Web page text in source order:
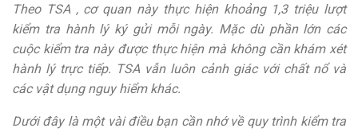
Theo TSA , cơ quan này thực hiện khoảng 1,3 triệu lượt
kiểm tra hành lý ký gửi mỗi ngày. Mặc dù phần lớn các
cuộc kiểm tra này được thực hiện mà không cần khám xét
hành lý trực tiếp. TSA vẫn luôn cảnh giác với chất nổ và
các vật dụng nguy hiểm khác.
Dưới đây là một vài điều bạn cần nhớ về quy trình kiểm tra